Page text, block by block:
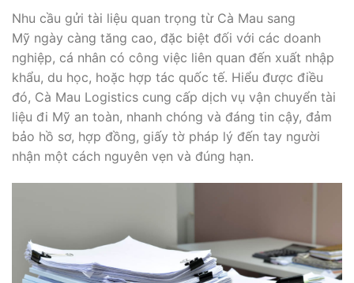
Nhu cầu gửi tài liệu quan trọng từ Cà Mau sang
Mỹ ngày càng tăng cao, đặc biệt đối với các doanh
nghiệp, cá nhân có công việc liên quan đến xuất nhập
khẩu, du học, hoặc hợp tác quốc tế. Hiểu được điều
đó, Cà Mau Logistics cung cấp dịch vụ vận chuyển tài
liệu đi Mỹ an toàn, nhanh chóng và đáng tin cậy, đảm
bảo hồ sơ, hợp đồng, giấy tờ pháp lý đến tay người
nhận một cách nguyên vẹn và đúng hạn.